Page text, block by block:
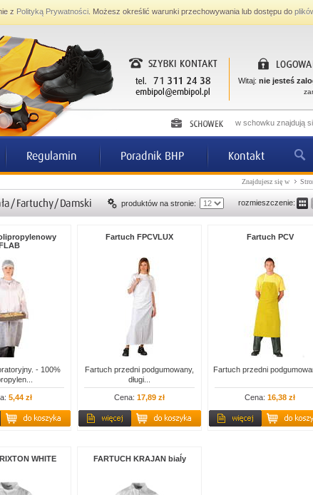
z Polityką Prywatności. Możesz określić warunki przechowywania lub dostępu do
Witaj: nie jesteś
w schowku znajdują
Znajdujesz się w
produktów na stronie: rozmieszczenie:
- 100%
5,44 zł
Fartuch FPCVLUX
Fartuch przedni podgumowany,
długi...
Cena: 17,89 zł
Fartuch PCV
Fartuch przedni
Cena: 16,38 zł
WHITE FARTUCH KRAJAN biaĺy